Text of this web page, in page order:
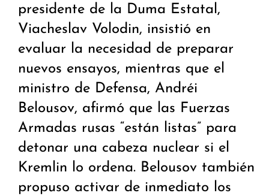
presidente de la Duma Estatal,
Viacheslav Volodin, insistió en
evaluar la necesidad de preparar
nuevos ensayos, mientras que el
ministro de Defensa, Andréi
Belousov, afirmó que las Fuerzas
Armadas rusas “están listas” para
detonar una cabeza nuclear si el
Kremlin lo ordena. Belousov también
propuso activar de inmediato los